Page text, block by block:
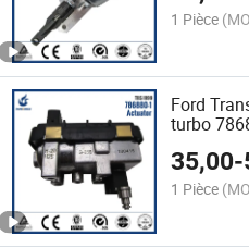
1 Pièce
Ford
turbo
059
35,00-
1 Pièce